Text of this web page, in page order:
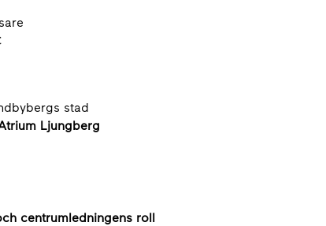
stad
Ljungberg
centrumledningens roll